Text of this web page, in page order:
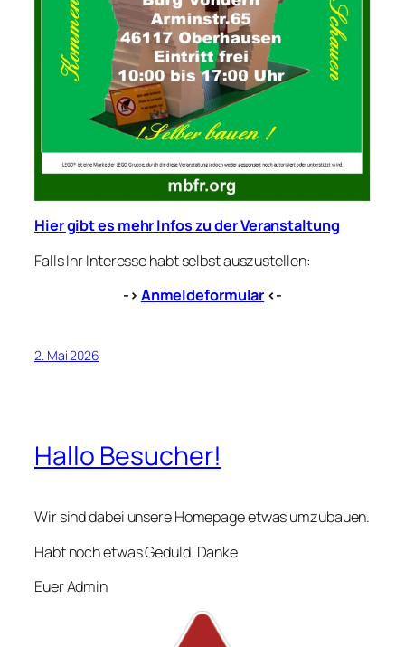
Hier gibt es mehr Infos zu der Veranstaltung
Falls Ihr Interesse habt selbst auszustellen:
-> Anmeldeformular <-
2. Mai 2026
Hallo Besucher!
Wir sind dabei unsere Homepage etwas umzubauen.
Habt noch etwas Geduld. Danke
Euer Admin